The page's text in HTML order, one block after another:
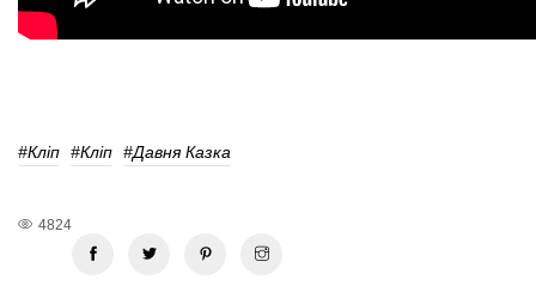
#кліп #кліп #давня Казка
4824